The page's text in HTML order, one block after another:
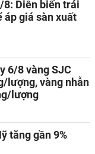
8: Diễn biến trái
áp giá sàn xuất
6/8 vàng SJC
lượng, vàng nhẫn
lượng
tăng gần 9%